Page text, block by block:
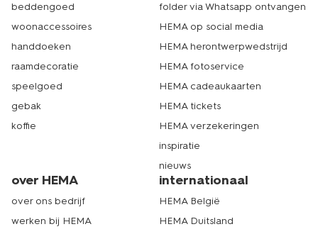
beddengoed
woonaccessoires
handdoeken
raamdecoratie
speelgoed
gebak
koffie
folder via Whatsapp ontvangen
HEMA op social media
HEMA herontwerpwedstrijd
HEMA fotoservice
HEMA cadeaukaarten
HEMA tickets
HEMA verzekeringen
inspiratie
nieuws
over HEMA
over ons bedrijf
werken bij HEMA
internationaal
HEMA België
HEMA Duitsland